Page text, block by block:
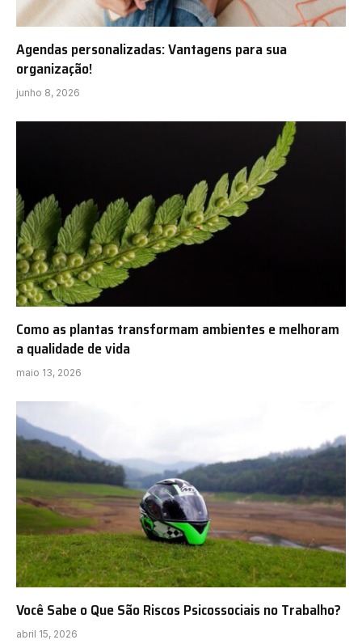
Agendas personalizadas: Vantagens para sua
organização!
junho 8, 2026
Como as plantas transformam ambientes e melhoram
a qualidade de vida
maio 13, 2026
Você Sabe o Que São Riscos Psicossociais no Trabalho?
abril 15, 2026